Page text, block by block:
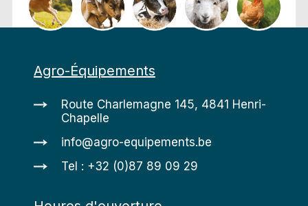
Agro-Équipements
Route Charlemagne 145, 4841 Henri-
Chapelle
info@agro-equipements.be
Tel : +32 (0)87 89 09 29